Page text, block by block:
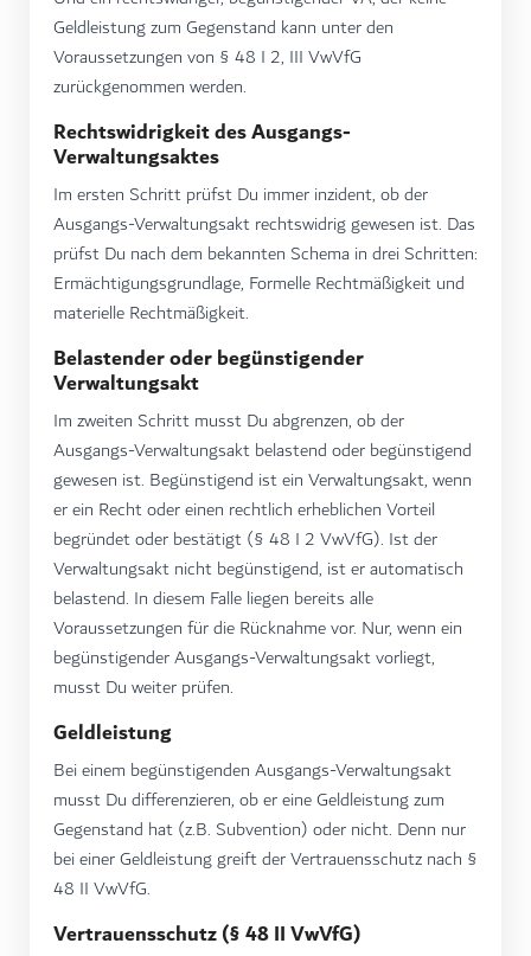
Geldleistung zum Gegenstand kann unter den
Voraussetzungen von § 48 I 2, III VwVfG
zurückgenommen werden.
Rechtswidrigkeit des Ausgangs-
Verwaltungsaktes
Im ersten Schritt prüfst Du immer inzident, ob der
Ausgangs-Verwaltungsakt rechtswidrig gewesen ist. Das
prüfst Du nach dem bekannten Schema in drei Schritten:
Ermächtigungsgrundlage, Formelle Rechtmäßigkeit und
materielle Rechtmäßigkeit.
Belastender oder begünstigender
Verwaltungsakt
Im zweiten Schritt musst Du abgrenzen, ob der
Ausgangs-Verwaltungsakt belastend oder begünstigend
gewesen ist. Begünstigend ist ein Verwaltungsakt, wenn
er ein Recht oder einen rechtlich erheblichen Vorteil
begründet oder bestätigt (§ 48 I 2 VwVfG). Ist der
Verwaltungsakt nicht begünstigend, ist er automatisch
belastend. In diesem Falle liegen bereits alle
Voraussetzungen für die Rücknahme vor. Nur, wenn ein
begünstigender Ausgangs-Verwaltungsakt vorliegt,
musst Du weiter prüfen.
Geldleistung
Bei einem begünstigenden Ausgangs-Verwaltungsakt
musst Du differenzieren, ob er eine Geldleistung zum
Gegenstand hat (z.B. Subvention) oder nicht. Denn nur
bei einer Geldleistung greift der Vertrauensschutz nach §
48 II VwVfG.
Vertrauensschutz(§ 48 II VwVfG)